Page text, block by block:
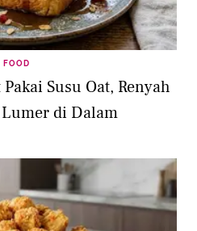
FOOD
Susu Oat, Renyah
di Dalam